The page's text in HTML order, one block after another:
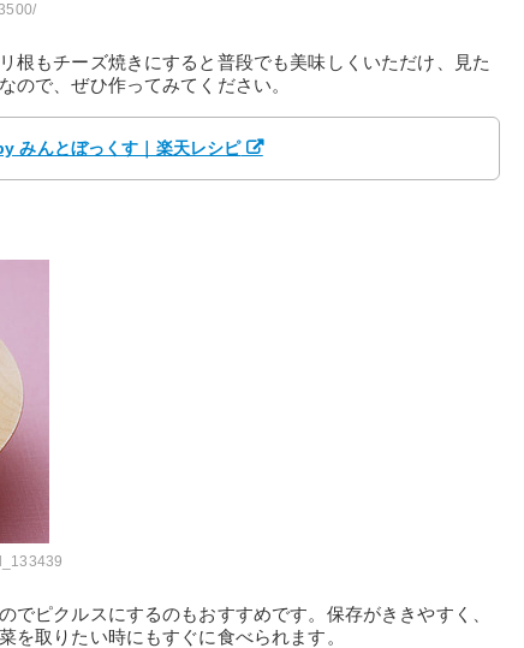
根もチーズ焼きにすると普段でも美味しくいただけ、見た
ので、ぜひ作ってみてください。
みんとぼっくす｜楽天レシピ
でピクルスにするのもおすすめです。保存がききやすく、
を取りたい時にもすぐに食べられます。